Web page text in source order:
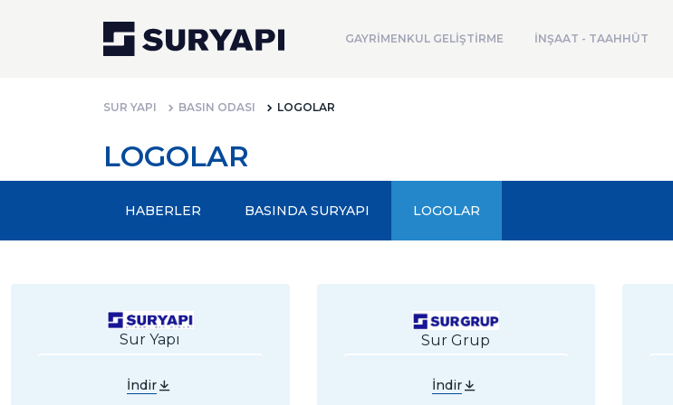
GAYRİMENKUL GELİŞTİRME İNŞAAT - TAAHHÜT
SUR YAPI BASIN ODASI LOGOLAR
LOGOLAR
HABERLER BASINDA SURYAPI LOGOLAR
Sur Yapı
İndir
Sur Grup
İndir